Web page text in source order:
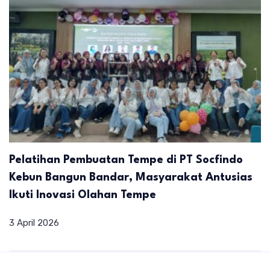
Pelatihan Pembuatan Tempe di PT Socfindo
Kebun Bangun Bandar, Masyarakat Antusias
Ikuti Inovasi Olahan Tempe
3 April 2026